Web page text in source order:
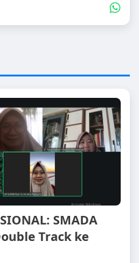
SMADA
Track ke